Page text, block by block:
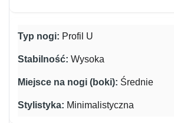
Profil U
Wysoka
Średnie
Minimalistyczna